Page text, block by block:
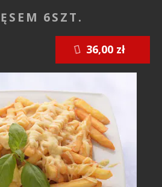
6SZT.